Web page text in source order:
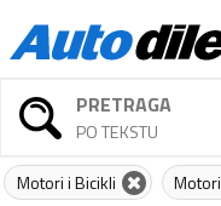
PRETRAGA
PO TEKSTU
Motori i Bicikli Motori